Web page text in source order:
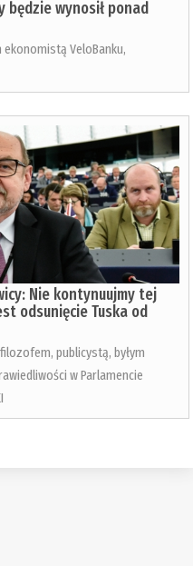
będzie wynosił ponad
ekonomistą VeloBanku,
Nie kontynuujmy tej
odsunięcie Tuska od
filozofem, publicystą, byłym
w Parlamencie